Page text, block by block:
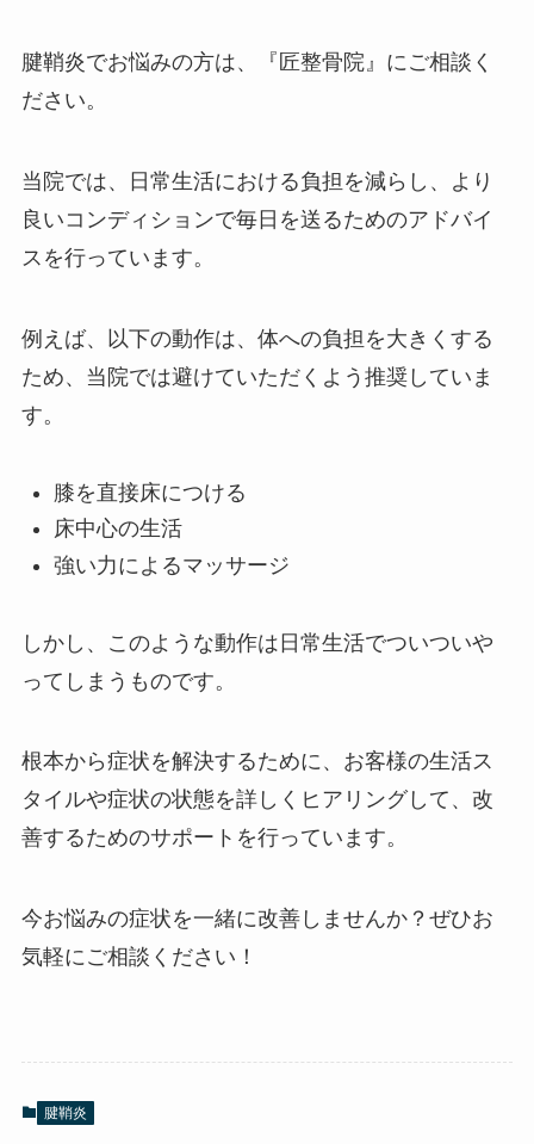
腱鞘炎でお悩みの方は、『匠整骨院』にご相談く
ださい。
当院では、日常生活における負担を減らし、より
良いコンディションで毎日を送るためのアドバイ
スを行っています。
例えば、以下の動作は、体への負担を大きくする
ため、当院では避けていただくよう推奨していま
す。
膝を直接床につける
床中心の生活
強い力によるマッサージ
しかし、このような動作は日常生活でついついや
ってしまうものです。
根本から症状を解決するために、お客様の生活ス
タイルや症状の状態を詳しくヒアリングして、改
善するためのサポートを行っています。
今お悩みの症状を一緒に改善しませんか？ぜひお
気軽にご相談ください！
腱鞘炎